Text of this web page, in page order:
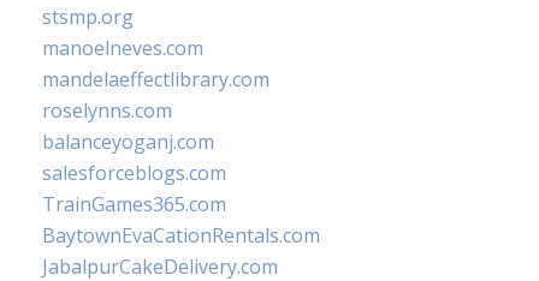
stsmp.org
manoelneves.com
mandelaeffectlibrary.com
roselynns.com
balanceyoganj.com
salesforceblogs.com
TrainGames365.com
BaytownEvaCationRentals.com
JabalpurCakeDelivery.com